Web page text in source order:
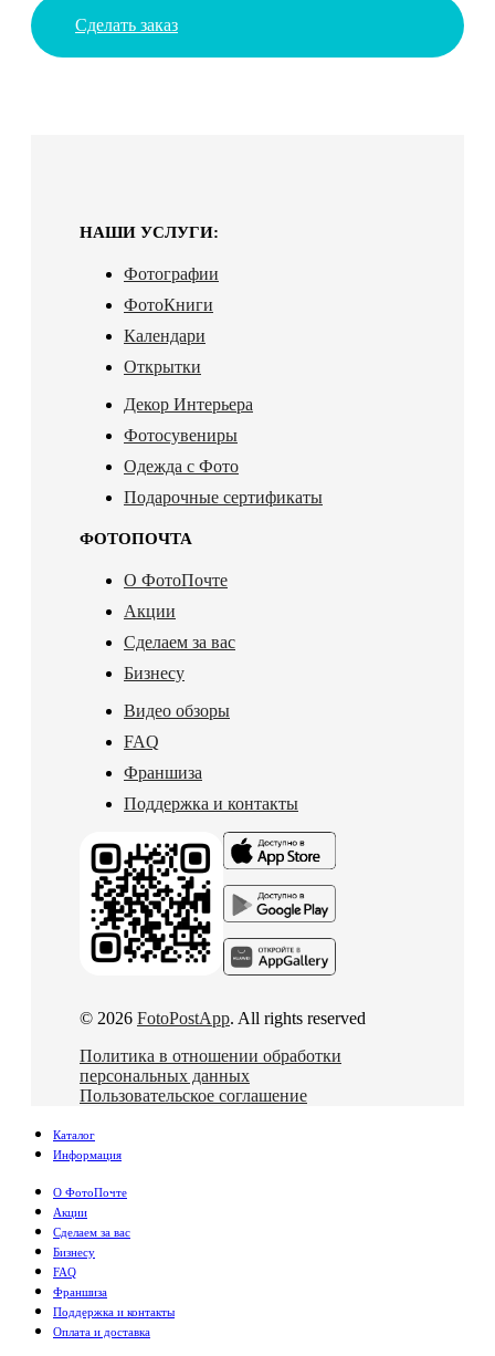
Сделать заказ
НАШИ УСЛУГИ:
Фотографии
ФотоКниги
Календари
Открытки
Декор Интерьера
Фотосувениры
Одежда с Фото
Подарочные сертификаты
ФОТОПОЧТА
О ФотоПочте
Акции
Сделаем за вас
Бизнесу
Видео обзоры
FAQ
Франшиза
Поддержка и контакты
© 2026 FotoPostApp. All rights reserved
Политика в отношении обработки
персональных данных
Пользовательское соглашение
Каталог
Информация
О ФотоПочте
Акции
Сделаем за вас
Бизнесу
FAQ
Франшиза
Поддержка и контакты
Оплата и доставка